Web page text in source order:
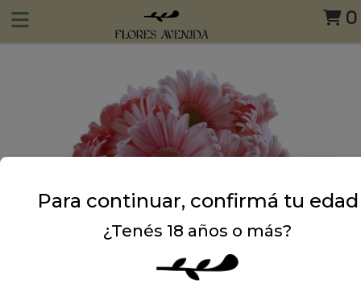
0
Para continuar, confirmá tu edad
¿Tenés 18 años o más?